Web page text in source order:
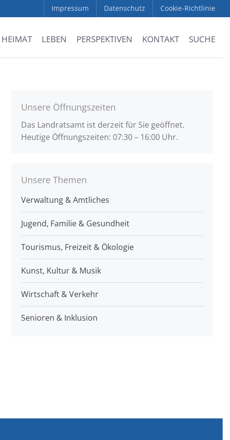
Impressum Datenschutz Cookie-Richtlinie
HEIMAT LEBEN PERSPEKTIVEN KONTAKT SUCHE
Unsere Öffnungszeiten
Das Landratsamt ist derzeit für Sie geöffnet.
Heutige Öffnungszeiten: 07:30 – 16:00 Uhr.
Unsere Themen
Verwaltung & Amtliches
Jugend, Familie & Gesundheit
Tourismus, Freizeit & Ökologie
Kunst, Kultur & Musik
Wirtschaft & Verkehr
Senioren & Inklusion